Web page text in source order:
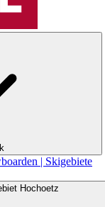
| Skigebiete
Hochoetz